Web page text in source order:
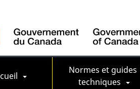
navigation
Normes et guides
techniques